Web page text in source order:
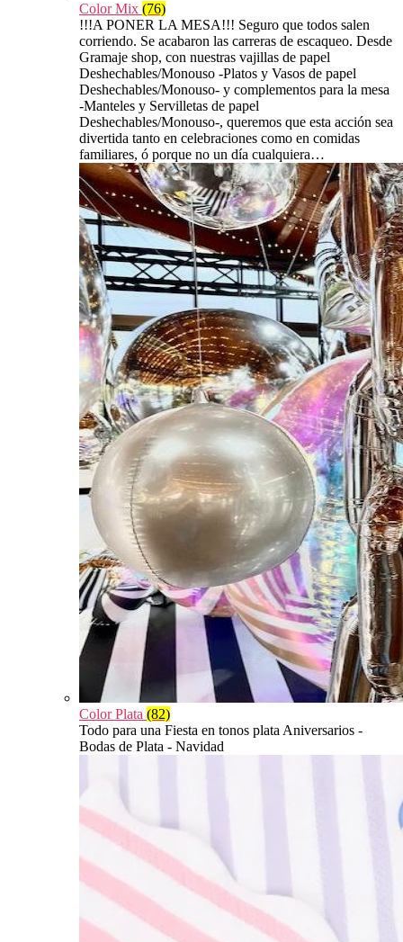
Color Mix (76)
!!!A PONER LA MESA!!! Seguro que todos salen
corriendo. Se acabaron las carreras de escaqueo. Desde
Gramaje shop, con nuestras vajillas de papel
Deshechables/Monouso -Platos y Vasos de papel
Deshechables/Monouso- y complementos para la mesa
-Manteles y Servilletas de papel
Deshechables/Monouso-, queremos que esta acción sea
divertida tanto en celebraciones como en comidas
familiares, ó porque no un día cualquiera…
Color Plata (82)
Todo para una Fiesta en tonos plata Aniversarios -
Bodas de Plata - Navidad